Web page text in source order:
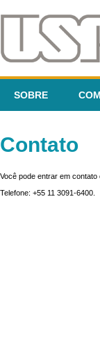
SOBRE
Contato
Você pode entrar em
Telefone: +55 11 3091-6400.